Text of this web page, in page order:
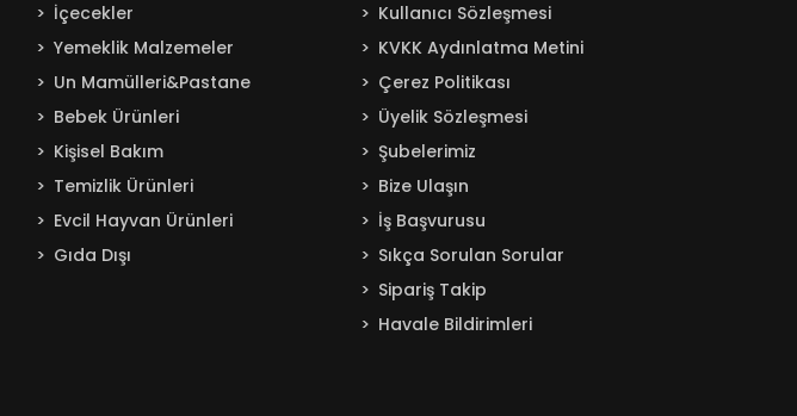
Bebelac
Beta
Beyaz
BEYPAZARI
Bingo
İçecekler
Yemeklik Malzemeler
Un Mamülleri&Pastane
Bebek Ürünleri
Kişisel Bakım
Temizlik Ürünleri
Evcil Hayvan Ürünleri
Gıda Dışı
Kullanıcı Sözleşmesi
KVKK Aydınlatma Metini
Çerez Politikası
Üyelik Sözleşmesi
Şubelerimiz
Bize Ulaşın
İş Başvurusu
Sıkça Sorulan Sorular
Sipariş Takip
Havale Bildirimleri